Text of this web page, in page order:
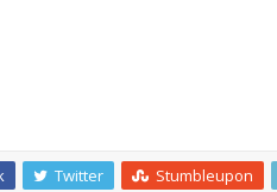
Twitter Stumbleupon